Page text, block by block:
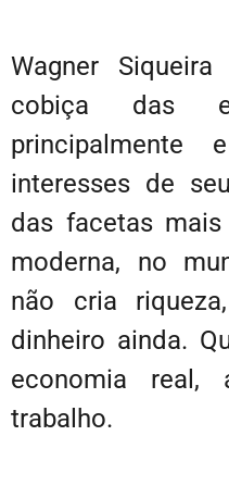
Wagner
cobiça das
interesses de
das facetas
moderna, no
não cria
dinheiro ainda.
economia real,
trabalho.